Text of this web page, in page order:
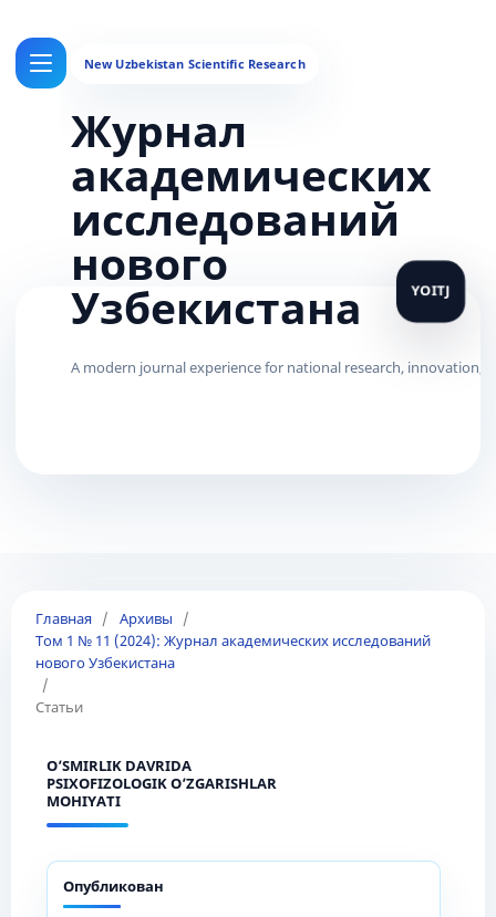
Журнал
академических
исследований
нового
Узбекистана
Главная / Архивы
/
Том 1 № 11 (2024): Журнал академических исследований
нового Узбекистана
/
Статьи
O‘SMIRLIK DAVRIDA
PSIXOFIZOLOGIK O‘ZGARISHLAR
MOHIYATI
Опубликован